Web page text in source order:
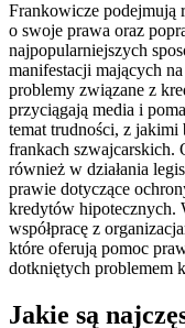
Frankowicze podejmują
o swoje prawa oraz
najpopularniejszych
manifestacji mających
problemy związane z
przyciągają media i
temat trudności, z jakimi
frankach szwajcarskich.
również w działania
prawie dotyczące
kredytów hipotecznych.
współpracę z
które oferują pomoc
dotkniętych problemem
Jakie są